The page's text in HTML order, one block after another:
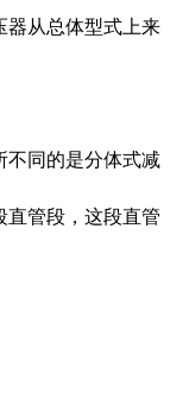
器从总体型式上来
不同的是分体式减
直管段，这段直管